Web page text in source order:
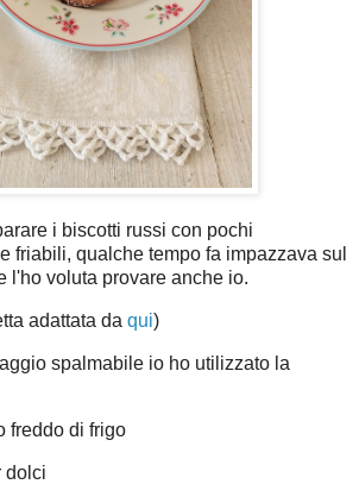
i biscotti russi con pochi
friabili, qualche tempo fa impazzava sul
l'ho voluta provare anche io.
adattata da qui)
spalmabile io ho utilizzato la
freddo di frigo
dolci